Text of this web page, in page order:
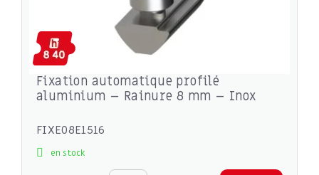
Fixation automatique profilé
aluminium – Rainure 8 mm – Inox
FIXE08E1516
en stock